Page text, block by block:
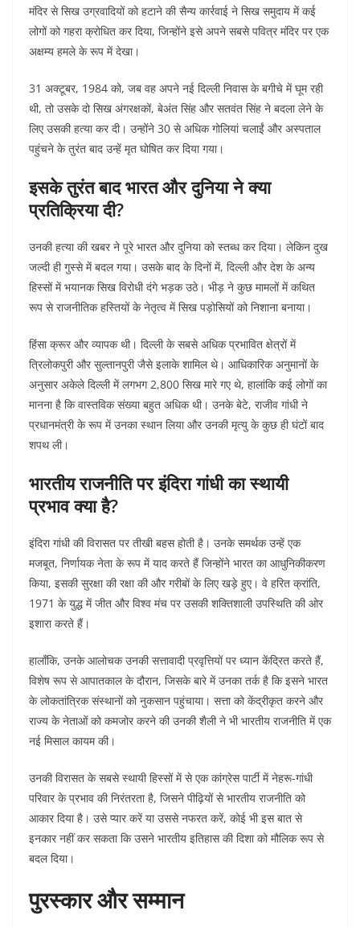
मंदिर से सिख उग्रवादियों को हटाने की सैन्य कार्रवाई ने सिख समुदाय में कई
लोगों को गहरा क्रोधित कर दिया, जिन्होंने इसे अपने सबसे पवित्र मंदिर पर एक
अक्षम्य हमले के रूप में देखा।
31 अक्टूबर, 1984 को, जब वह अपने नई दिल्ली निवास के बगीचे में घूम रही
थी, तो उसके दो सिख अंगरक्षकों, बेअंत सिंह और सतवंत सिंह ने बदला लेने के
लिए उसकी हत्या कर दी। उन्होंने 30 से अधिक गोलियां चलाईं और अस्पताल
पहुंचने के तुरंत बाद उन्हें मृत घोषित कर दिया गया।
इसके तुरंत बाद भारत और दुनिया ने क्या
प्रतिक्रिया दी?
उनकी हत्या की खबर ने पूरे भारत और दुनिया को स्तब्ध कर दिया। लेकिन दुख
जल्दी ही गुस्से में बदल गया। उसके बाद के दिनों में, दिल्ली और देश के अन्य
हिस्सों में भयानक सिख विरोधी दंगे भड़क उठे। भीड़ ने कुछ मामलों में कथित
रूप से राजनीतिक हस्तियों के नेतृत्व में सिख पड़ोसियों को निशाना बनाया।
हिंसा क्रूर और व्यापक थी। दिल्ली के सबसे अधिक प्रभावित क्षेत्रों में
त्रिलोकपुरी और सुल्तानपुरी जैसे इलाके शामिल थे। आधिकारिक अनुमानों के
अनुसार अकेले दिल्ली में लगभग 2,800 सिख मारे गए थे, हालांकि कई लोगों का
मानना है कि वास्तविक संख्या बहुत अधिक थी। उनके बेटे, राजीव गांधी ने
प्रधानमंत्री के रूप में उनका स्थान लिया और उनकी मृत्यु के कुछ ही घंटों बाद
शपथ ली।
भारतीय राजनीति पर इंदिरा गांधी का स्थायी
प्रभाव क्या है?
इंदिरा गांधी की विरासत पर तीखी बहस होती है। उनके समर्थक उन्हें एक
मजबूत, निर्णायक नेता के रूप में याद करते हैं जिन्होंने भारत का आधुनिकीकरण
किया, इसकी सुरक्षा की रक्षा की और गरीबों के लिए खड़े हुए। वे हरित क्रांति,
1971 के युद्ध में जीत और विश्व मंच पर उसकी शक्तिशाली उपस्थिति की ओर
इशारा करते हैं।
हालाँकि, उनके आलोचक उनकी सत्तावादी प्रवृत्तियों पर ध्यान केंद्रित करते हैं,
विशेष रूप से आपातकाल के दौरान, जिसके बारे में उनका तर्क है कि इसने भारत
के लोकतांत्रिक संस्थानों को नुकसान पहुंचाया। सत्ता को केंद्रीकृत करने और
राज्य के नेताओं को कमजोर करने की उनकी शैली ने भी भारतीय राजनीति में एक
नई मिसाल कायम की।
उनकी विरासत के सबसे स्थायी हिस्सों में से एक कांग्रेस पार्टी में नेहरू-गांधी
परिवार के प्रभाव की निरंतरता है, जिसने पीढ़ियों से भारतीय राजनीति को
आकार दिया है। उसे प्यार करें या उससे नफरत करें, कोई भी इस बात से
इनकार नहीं कर सकता कि उसने भारतीय इतिहास की दिशा को मौलिक रूप से
बदल दिया।
पुरस्कार और सम्मान